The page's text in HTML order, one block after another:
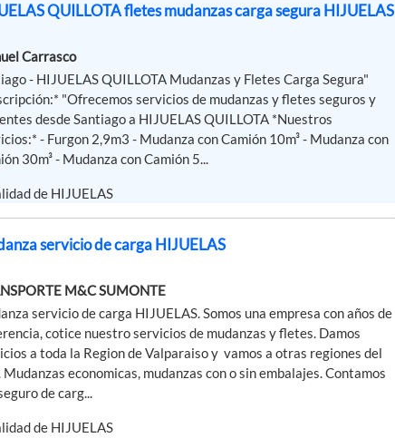
QUILLOTA fletes mudanzas carga segura HIJUELAS
Carrasco
- HIJUELAS QUILLOTA Mudanzas y Fletes Carga Segura"
"Ofrecemos servicios de mudanzas y fletes seguros y
desde Santiago a HIJUELAS QUILLOTA *Nuestros
- Furgon 2,9m3 - Mudanza con Camión 10m³ - Mudanza con
30m³ - Mudanza con Camión 5...
de HIJUELAS
servicio de carga HIJUELAS
M&C SUMONTE
servicio de carga HIJUELAS. Somos una empresa con años de
cotice nuestro servicios de mudanzas y fletes. Damos
a toda la Region de Valparaiso y vamos a otras regiones del
Mudanzas economicas, mudanzas con o sin embalajes. Contamos
de carg...
de HIJUELAS